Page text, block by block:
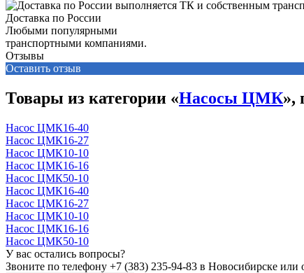
Доставка по России
Любыми популярными
транспортными компаниями.
Отзывы
Оставить отзыв
Товары из категории «Насосы ЦМК»,
Насос ЦМК16-40
Насос ЦМК16-27
Насос ЦМК10-10
Насос ЦМК16-16
Насос ЦМК50-10
Насос ЦМК16-40
Насос ЦМК16-27
Насос ЦМК10-10
Насос ЦМК16-16
Насос ЦМК50-10
У вас остались вопросы?
Звоните по телефону +7 (383) 235-94-83 в Новосибирске или